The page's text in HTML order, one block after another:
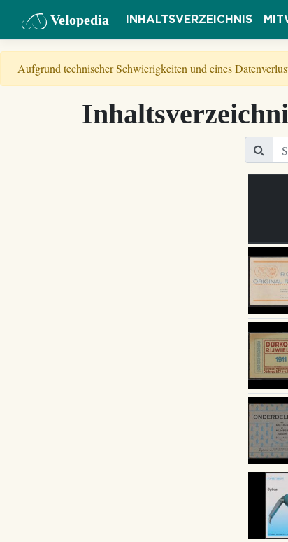
Velopedia INHALTSVERZEICHNIS
Aufgrund technischer Schwierigkeiten und eines